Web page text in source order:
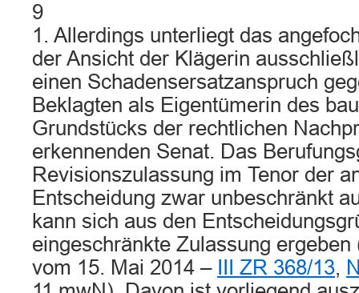
9
1. Allerdings unterliegt das
der Ansicht der Klägerin
einen Schadensersatzanspruch
Beklagten als Eigentümerin des
Grundstücks der rechtlichen
erkennenden Senat. Das
Revisionszulassung im Tenor der
Entscheidung zwar unbeschränkt
kann sich aus den
eingeschränkte Zulassung
vom 15. Mai 2014 –
III ZR 368/13,